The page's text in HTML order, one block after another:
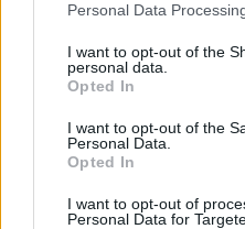
Personal Data
I want to opt-out of the
personal data.
Opted In
I want to opt-out of the
Personal Data.
Opted In
I want to opt-out of
Personal Data for
di commissariare
esiste il sospetto che
tutti applaudono, ma
proprietà che si possa
quando Cantone sarà
ritroverà ad avere in